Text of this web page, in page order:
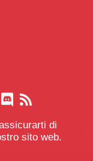
di
sito web.